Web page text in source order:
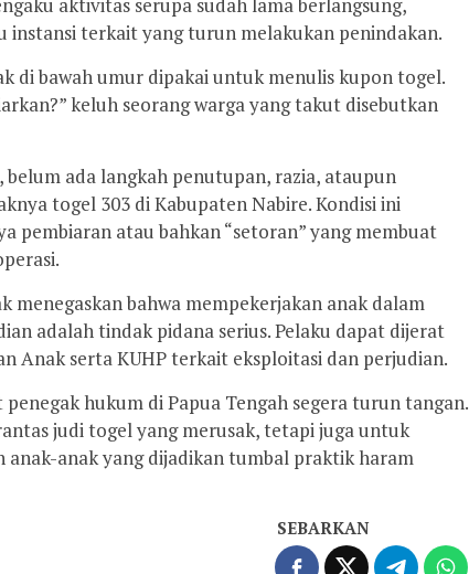
instansi terkait yang turun melakukan penindakan.
di bawah umur dipakai untuk menulis kupon togel.
keluh seorang warga yang takut disebutkan
ada langkah penutupan, razia, ataupun
togel 303 di Kabupaten Nabire. Kondisi ini
pembiaran atau bahkan “setoran” yang membuat
menegaskan bahwa mempekerjakan anak dalam
adalah tindak pidana serius. Pelaku dapat dijerat
Anak serta KUHP terkait eksploitasi dan perjudian.
hukum di Papua Tengah segera turun tangan.
judi togel yang merusak, tetapi juga untuk
anak-anak yang dijadikan tumbal praktik haram
SEBARKAN